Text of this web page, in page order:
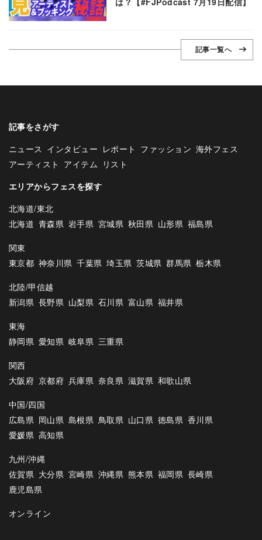
記事一覧へ
記事をさがす
ニュース インタビュー レポート ファッション 海外フェス
アーティスト アイテム リスト
エリアからフェスを探す
北海道/東北
北海道 青森県 岩手県 宮城県 秋田県 山形県 福島県
関東
東京都 神奈川県 千葉県 埼玉県 茨城県 群馬県 栃木県
北陸/甲信越
新潟県 長野県 山梨県 石川県 富山県 福井県
東海
静岡県 愛知県 岐阜県 三重県
関西
大阪府 京都府 兵庫県 奈良県 滋賀県 和歌山県
中国/四国
広島県 岡山県 島根県 鳥取県 山口県 徳島県 香川県
愛媛県 高知県
九州/沖縄
佐賀県 大分県 宮崎県 沖縄県 熊本県 福岡県 長崎県
鹿児島県
オンライン